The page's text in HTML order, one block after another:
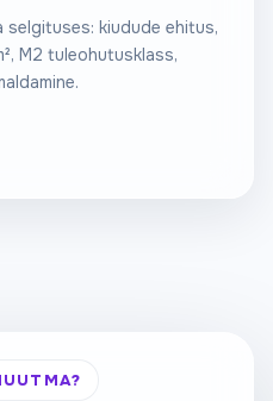
kiudude ehitus,
M2 tuleohutusklass,